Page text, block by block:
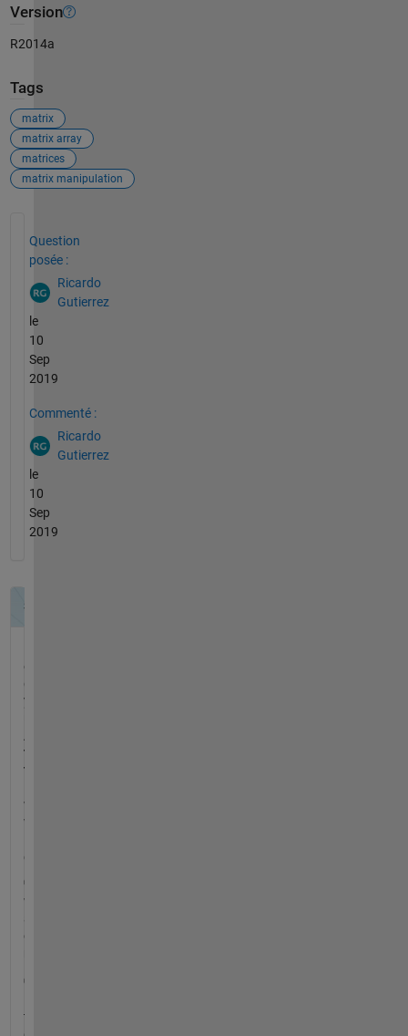
Version
R2014a
Tags
matrix
matrix array
matrices
matrix manipulation
Question
posée :
Ricardo
Gutierrez
le
10
Sep
2019
Commenté :
Ricardo
Gutierrez
le
10
Sep
2019